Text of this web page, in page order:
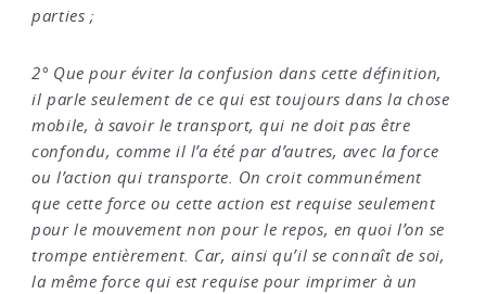
parties ;
2° Que pour éviter la confusion dans cette définition,
il parle seulement de ce qui est toujours dans la chose
mobile, à savoir le transport, qui ne doit pas être
confondu, comme il l’a été par d’autres, avec la force
ou l’action qui transporte. On croit communément
que cette force ou cette action est requise seulement
pour le mouvement non pour le repos, en quoi l’on se
trompe entièrement. Car, ainsi qu’il se connaît de soi,
la même force qui est requise pour imprimer à un